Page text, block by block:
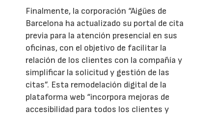
Finalmente, la corporación “Aigües de
Barcelona ha actualizado su portal de cita
previa para la atención presencial en sus
oficinas, con el objetivo de facilitar la
relación de los clientes con la compañía y
simplificar la solicitud y gestión de las
citas”. Esta remodelación digital de la
plataforma web “incorpora mejoras de
accesibilidad para todos los clientes y